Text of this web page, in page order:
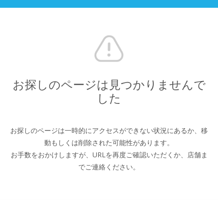
お探しのページは見つかりませんで
した
お探しのページは一時的にアクセスができない状況にあるか、 移
動もしくは削除された可能性があります。
お手数をおかけしますが、URLを再度ご確認いただくか、 店舗ま
でご連絡ください。